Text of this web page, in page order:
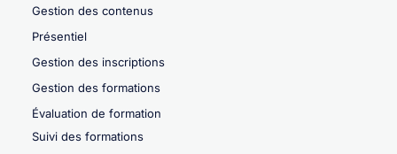
Gestion des contenus
Présentiel
Gestion des inscriptions
Gestion des formations
Évaluation de formation
Suivi des formations